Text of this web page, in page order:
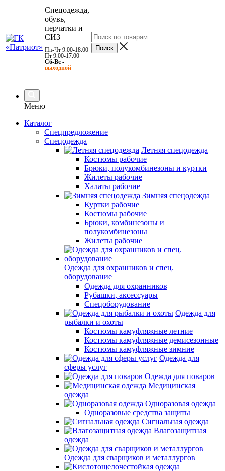
Спецодежда,
обувь,
перчатки и
СИЗ
Пн-Чт 9.00-18.00
Пт 9.00-17.00
Сб-Вс -
выходной
Меню
Каталог
Спецпредложение
Спецодежда
Летняя спецодежда
Костюмы рабочие
Брюки, полукомбинезоны и куртки
Жилеты рабочие
Халаты рабочие
Зимняя спецодежда
Куртки рабочие
Костюмы рабочие
Брюки, комбинезоны и
полукомбинезоны
Жилеты рабочие
Одежда для охранников и спец.
оборудование
Одежда для охранников
Рубашки, аксессуары
Спецоборудование
Одежда для
рыбалки и охоты
Костюмы камуфляжные летние
Костюмы камуфляжные демисезонные
Костюмы камуфляжные зимние
Одежда для
сферы услуг
Одежда для поваров
Медицинская
одежда
Одноразовая одежда
Одноразовые средства защиты
Сигнальная одежда
Влагозащитная
одежда
Одежда для сварщиков и металлургов